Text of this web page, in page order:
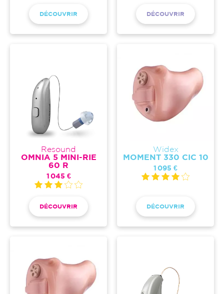
DÉCOUVRIR DÉCOUVRIR
Resound
OMNIA 5 MINI-RIE
60 R
1 045 €
DÉCOUVRIR
Widex
MOMENT 330 CIC 10
1 095 €
DÉCOUVRIR